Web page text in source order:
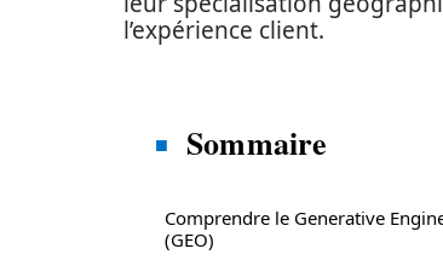
l’expérience client.
Sommaire
Comprendre le Generative
(GEO)